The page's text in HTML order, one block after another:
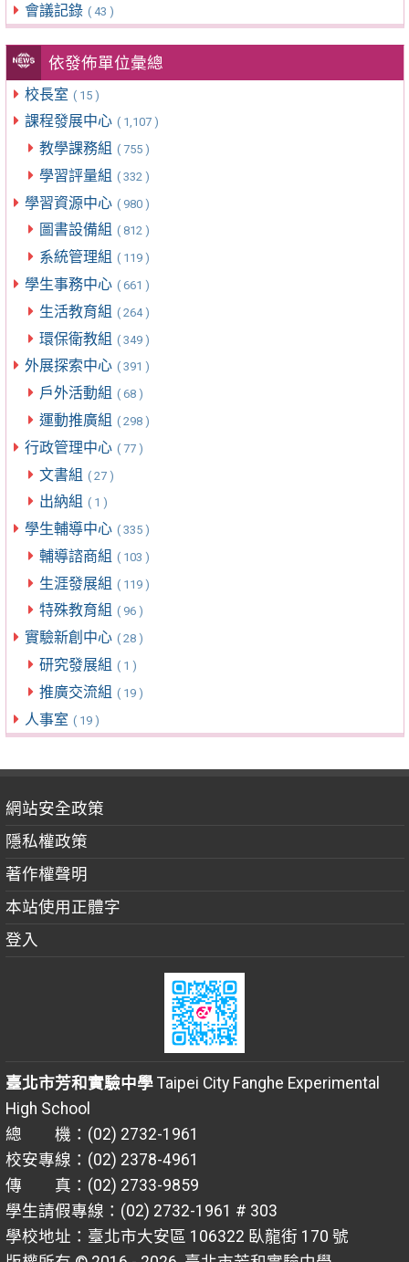
會議記錄 ( 43 )
依發佈單位彙總
校長室 ( 15 )
課程發展中心 ( 1,107 )
教學課務組 ( 755 )
學習評量組 ( 332 )
學習資源中心 ( 980 )
圖書設備組 ( 812 )
系統管理組 ( 119 )
學生事務中心 ( 661 )
生活教育組 ( 264 )
環保衛教組 ( 349 )
外展探索中心 ( 391 )
戶外活動組 ( 68 )
運動推廣組 ( 298 )
行政管理中心 ( 77 )
文書組 ( 27 )
出納組 ( 1 )
學生輔導中心 ( 335 )
輔導諮商組 ( 103 )
生涯發展組 ( 119 )
特殊教育組 ( 96 )
實驗新創中心 ( 28 )
研究發展組 ( 1 )
推廣交流組 ( 19 )
人事室 ( 19 )
網站安全政策
隱私權政策
著作權聲明
本站使用正體字
登入
臺北市芳和實驗中學Taipei City Fanghe Experimental
High School
總 機：(02) 2732-1961
校安專線：(02) 2378-4961
傳 真：(02) 2733-9859
學生請假專線：(02) 2732-1961 # 303
學校地址：臺北市大安區 106322 臥龍街 170 號